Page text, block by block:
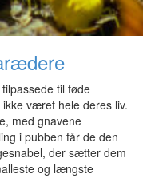
til føde
været hele deres liv.
med gnavene
i pubben får de den
der sætter dem
og længste